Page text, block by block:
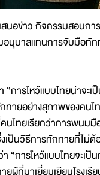
นอข่าว กิจกรรมสอนกา
อนุบาลแทนการจับมือทั
การไหว้แบบไทยน่าจะเ
ายอย่างสุภาพของคนไ
ไทยเรียกว่าการพนมมื
ป็นวิธีการทักทายที่ไม่
การไหว้แบบไทยจะเป็
ที่มาเยี่ยมเยียนโรงเรี